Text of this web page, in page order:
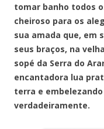
tomar banho todos
cheiroso para os
sua amada que, em
seus braços, na
sopé da Serra do
encantadora lua
terra e
verdadeiramente.